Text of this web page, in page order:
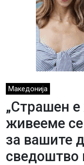
Македонија
„Страшен
живееме
за вашите
сведоштво